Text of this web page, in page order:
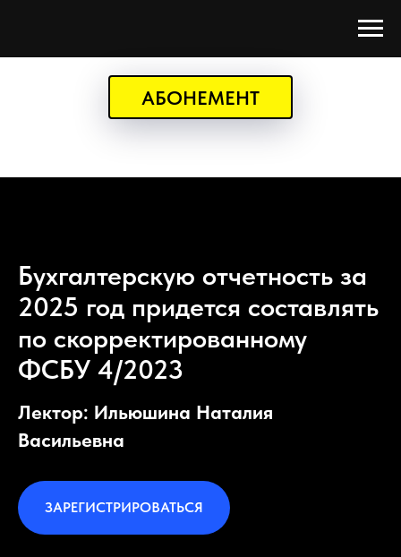
АБОНЕМЕНТ
Бухгалтерскую отчетность за
2025 год придется составлять
по скорректированному
ФСБУ 4/2023
Лектор: Ильюшина Наталия
Васильевна
ЗАРЕГИСТРИРОВАТЬСЯ